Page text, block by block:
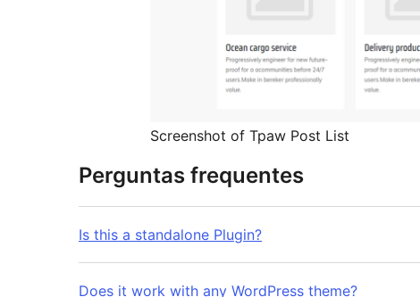
Screenshot of Tpaw Post List
Perguntas frequentes
Is this a standalone Plugin?
Does it work with any WordPress theme?